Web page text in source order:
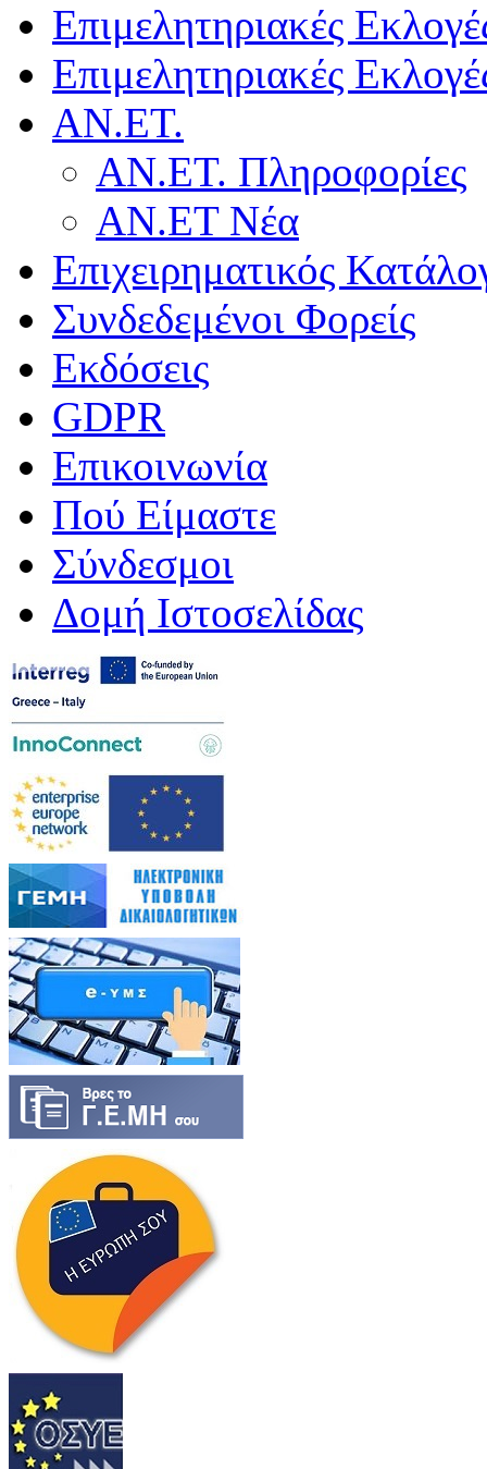
Επιμελητηριακές
Επιμελητηριακές
ΑΝ.ΕΤ.
ΑΝ.ΕΤ. Πληροφορίες
ΑΝ.ΕΤ Νέα
Επιχειρηματικός
Συνδεδεμένοι Φορείς
Εκδόσεις
GDPR
Επικοινωνία
Πού Είμαστε
Σύνδεσμοι
Δομή Ιστοσελίδας